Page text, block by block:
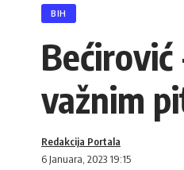
BIH
važnim
6 Januara, 2023 19:15
Redakcija Portala